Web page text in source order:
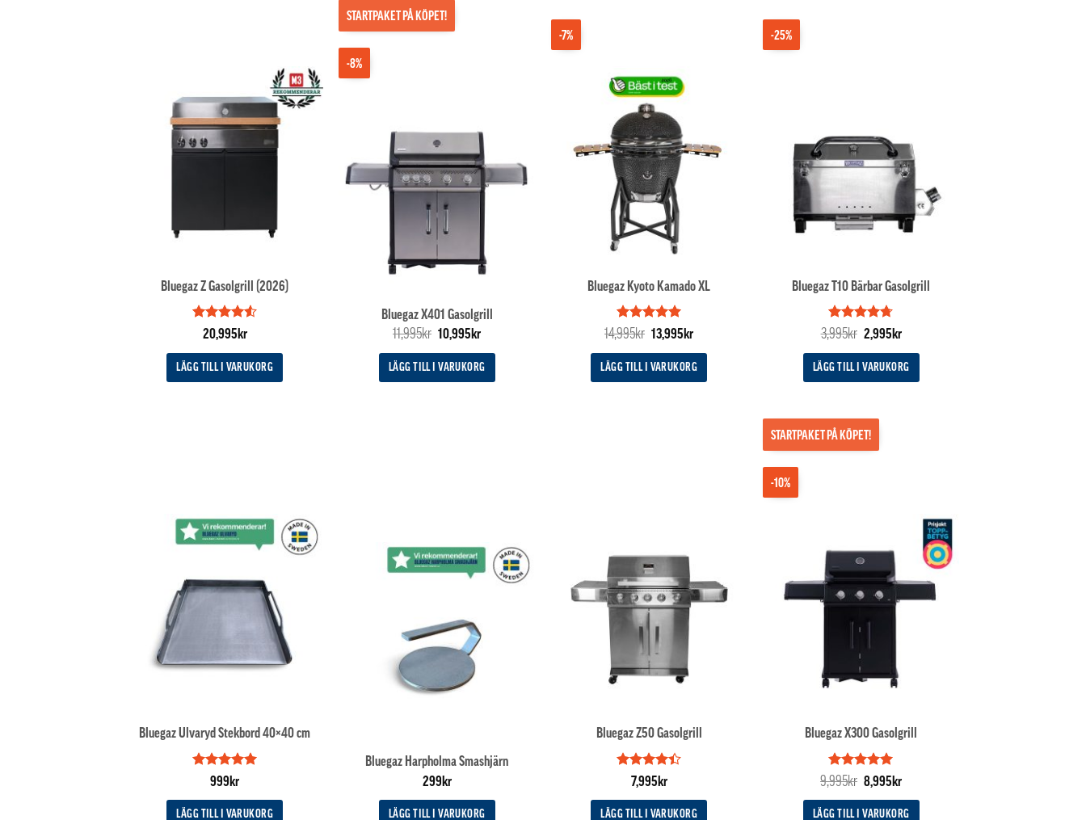
Bluegaz Z Gasolgrill (2026)
Betygsatt
av 5
20,995kr
LÄGG TILL I VARUKORG
-8%
STARTPAKET PÅ KÖPET!
Bluegaz X401 Gasolgrill
11,995kr Det
priset
var:
10,995krDet
priset
är:
LÄGG TILL I VARUKORG
-7%
Bluegaz Kyoto Kamado XL
Betygsatt5
14,995kr Det
priset
var:
13,995krDet
priset
är:
LÄGG TILL I VARUKORG
-25%
Bluegaz T10 Bärbar Gasolgrill
Betygsatt
av 5
3,995kr Det
priset
var:
2,995krDet
priset
är:
LÄGG TILL I VARUKORG
Bluegaz Ulvaryd Stekbord 40×40 cm
Betygsatt
999kr
LÄGG TILL I VARUKORG
Bluegaz Harpholma Smashjärn
299kr
LÄGG TILL I VARUKORG
Bluegaz Z50 Gasolgrill
Betygsatt
av 5
7,995kr
LÄGG TILL I VARUKORG
-10%
STARTPAKET PÅ KÖPET!
Bluegaz X300 Gasolgrill
Betygsatt5
9,995kr Det
priset
8,995krDet
priset
LÄGG TILL I VARUKORG